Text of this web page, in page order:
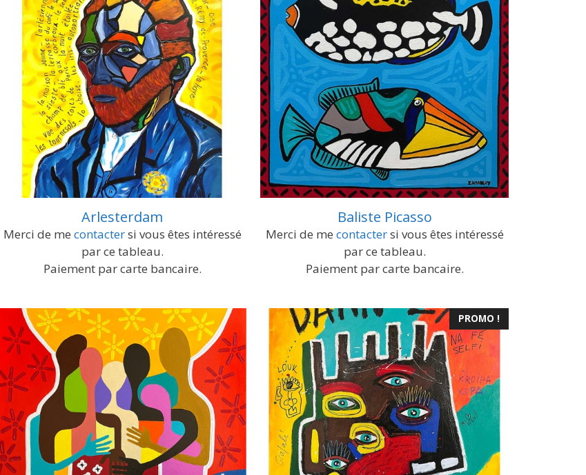
Arlesterdam
Merci de me contactersi vous êtes intéressé
par ce tableau.
Paiement par carte bancaire.
Baliste Picasso
Merci de me contactersi vous êtes intéressé
par ce tableau.
Paiement par carte bancaire.
PROMO !